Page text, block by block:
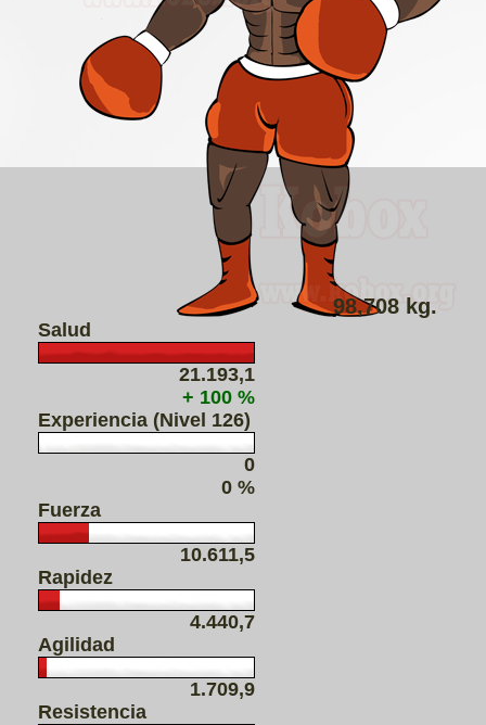
98,708 kg.
Salud
21.193,1
+ 100 %
Experiencia (Nivel 126)
0
0 %
Fuerza
10.611,5
Rapidez
4.440,7
Agilidad
1.709,9
Resistencia